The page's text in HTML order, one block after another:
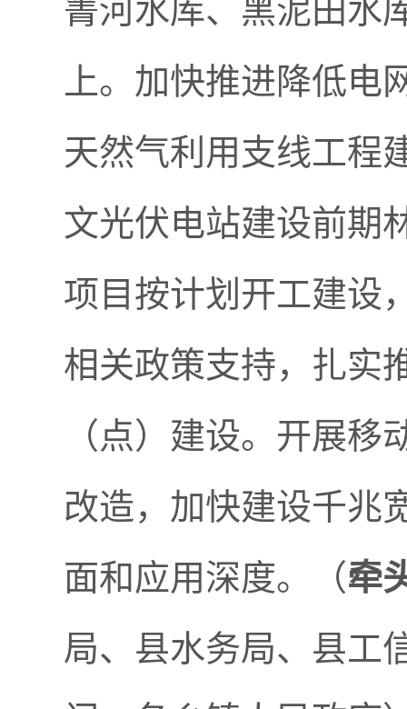
箐河水库、黑泥田水
上。加快推进降低
天然气利用支线工程
文光伏电站建设前期
项目按计划开工建设
相关政策支持，扎实
（点）建设。开展
改造，加快建设千兆
面和应用深度。（牵
局、县水务局、县工